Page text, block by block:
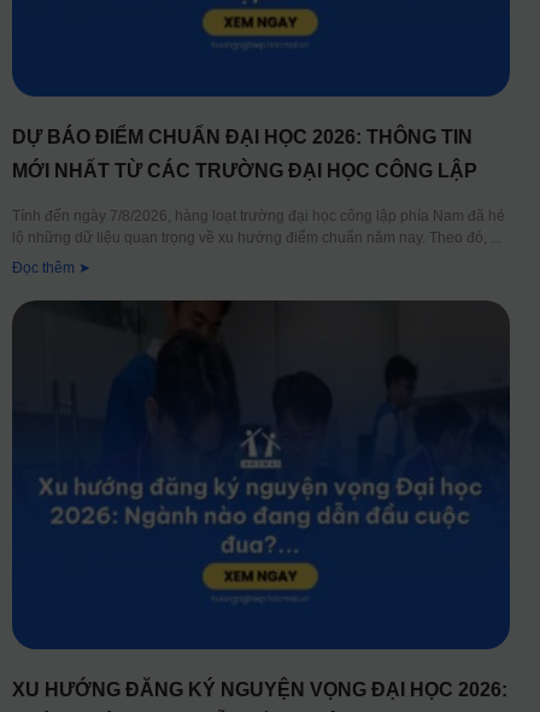
DỰ BÁO ĐIỂM CHUẨN ĐẠI HỌC 2026: THÔNG TIN
MỚI NHẤT TỪ CÁC TRƯỜNG ĐẠI HỌC CÔNG LẬP
Tính đến ngày 7/8/2026, hàng loạt trường đại học công lập phía Nam đã hé
lộ những dữ liệu quan trọng về xu hướng điểm chuẩn năm nay. Theo đó,
Đọc thêm ➤
XU HƯỚNG ĐĂNG KÝ NGUYỆN VỌNG ĐẠI HỌC 2026: